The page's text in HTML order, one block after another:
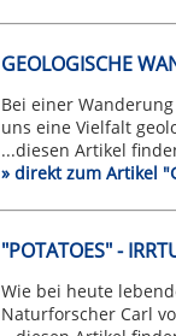
GEOLOGISCHE
Bei einer
uns eine Vielfalt
...diesen Artikel
» direkt zum Artikel
"POTATOES" -
Wie bei heute
Naturforscher Carl